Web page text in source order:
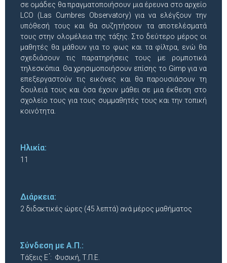
σε ομάδες θα πραγματοποιήσουν μια έρευνα στο αρχείο
LCO (Las Cumbres Observatory) για να ελέγξουν την
υπόθεσή τους και θα συζητήσουν τα αποτελέσματά
τους στην ολομέλεια της τάξης. Στο δεύτερο μέρος οι
μαθητές θα μάθουν για το φως και τα φίλτρα, ενώ θα
σχεδιάσουν τις παρατηρήσεις τους με ρομποτικά
τηλεσκόπια. Θα χρησιμοποιήσουν επίσης το Gimp για να
επεξεργαστούν τις εικόνες και θα παρουσιάσουν τη
δουλειά τους και όσα έχουν μάθει σε μια έκθεση στο
σχολείο τους για τους συμμαθητές τους και την τοπική
κοινότητα.
Ηλικία:
11
Διάρκεια:
2 διδακτικές ώρες (45 λεπτά) ανά μέρος μαθήματος
Σύνδεση με Α.Π.:
Τάξεις Ε ́: Φυσική, Τ.Π.Ε.